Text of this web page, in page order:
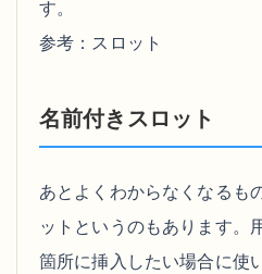
す。
参考： スロット
名前付きスロット
あとよくわからなくなるも
ットというのもあります。
箇所に挿入したい場合に使